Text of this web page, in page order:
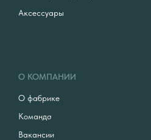
О КОМПАНИИ
О фабрике
Команда
Вакансии
Аксессуары